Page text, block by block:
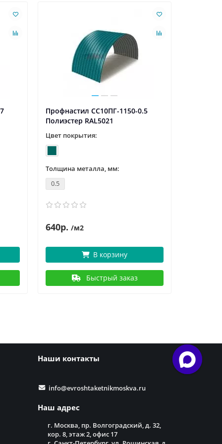
Профнастил СС10ПГ-1150-0.5
Полиэстер RAL5021
Цвет покрытия:
Толщина металла, мм:
0.5
640р. /м2
В корзину
Быстрый заказ
Наши контакты
info@evroshtaketnikmoskva.ru
Наш адрес
г. Москва, пр. Волгоградский, д. 32,
кор. 8, этаж 2, офис 17